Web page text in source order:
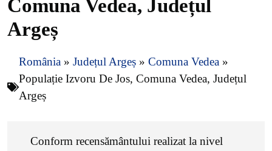
Comuna Vedea, Județul
Argeș
România » Județul Argeș » Comuna Vedea »
Populație Izvoru De Jos, Comuna Vedea, Județul
Argeș
Conform recensământului realizat la nivel